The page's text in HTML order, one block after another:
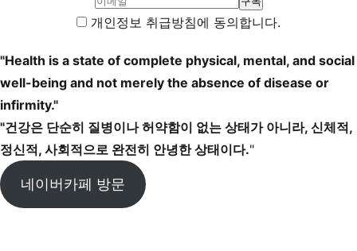
개인정보 취급방침에 동의합니다.
"Health is a state of complete physical, mental, and social
well-being and not merely the absence of disease or
infirmity."
"건강은 단순히 질병이나 허약함이 없는 상태가 아니라, 신체적,
정신적, 사회적으로 완전히 안녕한 상태이다."
네이버카페 방문